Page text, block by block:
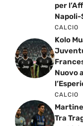
per
CALCIO
Kolo
Nuovo
CALCIO
Tra